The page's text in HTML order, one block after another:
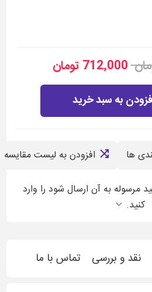
712٬000 تومان
به سبد خرید
ها افزودن به لیست مقایسه
مرسوله به آن ارسال شود را وارد
کنید.
نقد و بررسی تماس با ما